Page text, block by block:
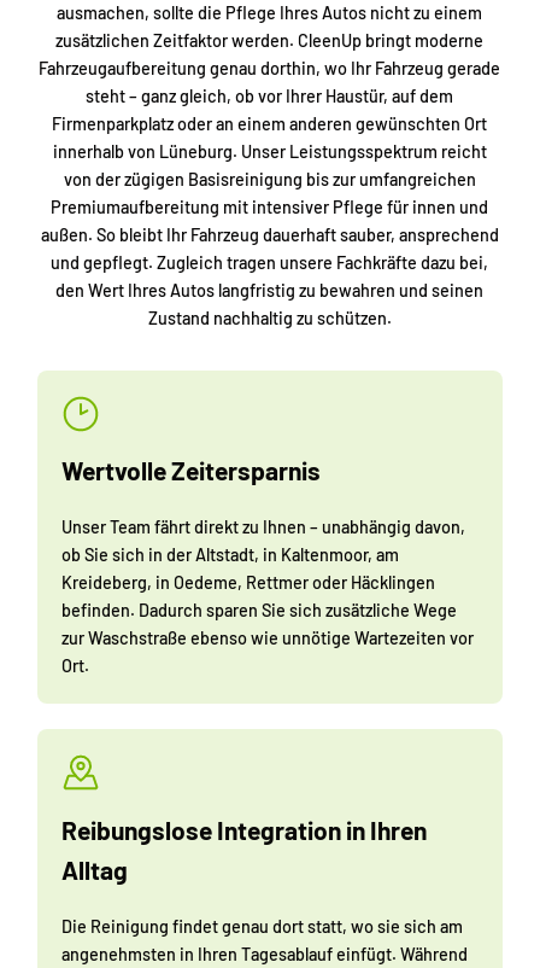
ausmachen, sollte die Pflege Ihres Autos nicht zu einem
zusätzlichen Zeitfaktor werden. CleenUp bringt moderne
Fahrzeugaufbereitung genau dorthin, wo Ihr Fahrzeug gerade
steht – ganz gleich, ob vor Ihrer Haustür, auf dem
Firmenparkplatz oder an einem anderen gewünschten Ort
innerhalb von Lüneburg. Unser Leistungsspektrum reicht
von der zügigen Basisreinigung bis zur umfangreichen
Premiumaufbereitung mit intensiver Pflege für innen und
außen. So bleibt Ihr Fahrzeug dauerhaft sauber, ansprechend
und gepflegt. Zugleich tragen unsere Fachkräfte dazu bei,
den Wert Ihres Autos langfristig zu bewahren und seinen
Zustand nachhaltig zu schützen.
Wertvolle Zeitersparnis
Unser Team fährt direkt zu Ihnen – unabhängig davon,
ob Sie sich in der Altstadt, in Kaltenmoor, am
Kreideberg, in Oedeme, Rettmer oder Häcklingen
befinden. Dadurch sparen Sie sich zusätzliche Wege
zur Waschstraße ebenso wie unnötige Wartezeiten vor
Ort.
Reibungslose Integration in Ihren
Alltag
Die Reinigung findet genau dort statt, wo sie sich am
angenehmsten in Ihren Tagesablauf einfügt. Während